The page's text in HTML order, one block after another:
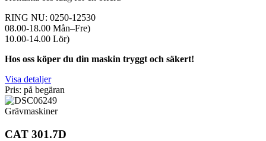
RING NU: 0250-12530
08.00-18.00 Mån–Fre)
10.00-14.00 Lör)
Hos oss köper du din maskin tryggt och säkert!
Visa detaljer
Pris: på begäran
Grävmaskiner
CAT 301.7D